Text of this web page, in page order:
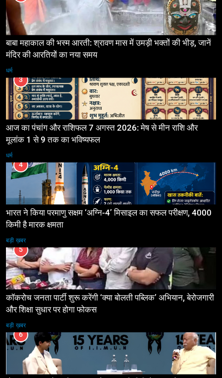
बाबा महाकाल की भस्म आरती: श्रावण मास में उमड़ी भक्तों की भीड़, जानें
मंदिर की आरतियों का नया समय
धर्म
3
आज का पंचांग और राशिफल 7 अगस्त 2026: मेष से मीन राशि और
मूलांक 1 से 9 तक का भविष्यफल
धर्म
4
भारत ने किया परमाणु सक्षम ‘अग्नि-4’ मिसाइल का सफल परीक्षण, 4000
किमी है मारक क्षमता
बड़ी ख़बर
5
कॉकरोच जनता पार्टी शुरू करेंगी ‘क्या बोलती पब्लिक’ अभियान, बेरोजगारी
और शिक्षा सुधार पर होगा फोकस
बड़ी ख़बर
6